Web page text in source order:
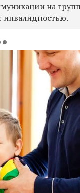
на
инвалидностью.